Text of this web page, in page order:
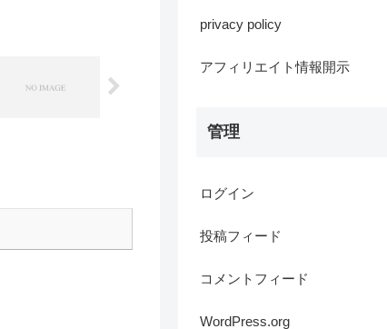
privacy policy
アフィリエイト情報開示
管理
ログイン
投稿フィード
コメントフィード
WordPress.org